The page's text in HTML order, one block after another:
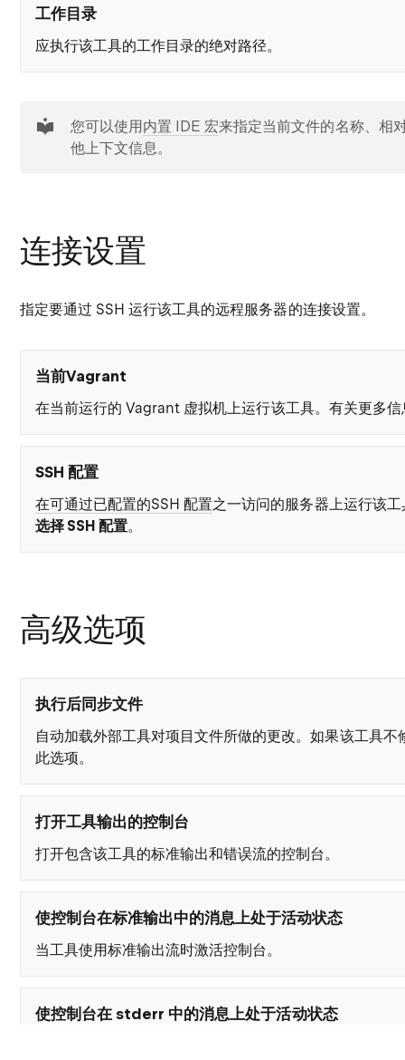
工作目录
应执行该工具的工作目录的绝对路径。
您可以使用内置 IDE 宏来指定当前文件的名称、相
他上下文信息。
连接设置
指定要通过 SSH 运行该工具的远程服务器的连接设置。
当前Vagrant
在当前运行的 Vagrant 虚拟机上运行该工具。有关更多
SSH 配置
在可通过已配置的SSH 配置之一访问的服务器上运行该
选择 SSH 配置。
高级选项
执行后同步文件
自动加载外部工具对项目文件所做的更改。如果该工具
此选项。
打开工具输出的控制台
打开包含该工具的标准输出和错误流的控制台。
使控制台在标准输出中的消息上处于活动状态
当工具使用标准输出流时激活控制台。
使控制台在 stderr 中的消息上处于活动状态